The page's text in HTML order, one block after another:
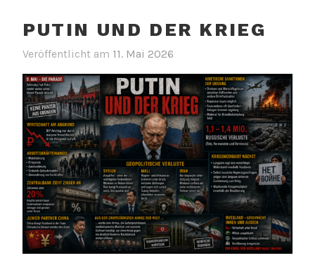
PUTIN UND DER KRIEG
Veröffentlicht am 11. Mai 2026